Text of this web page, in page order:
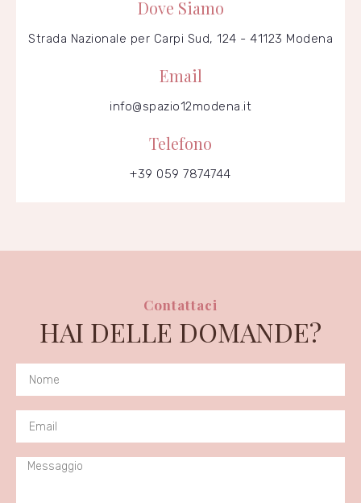
Dove Siamo
Strada Nazionale per Carpi Sud, 124 - 41123 Modena
Email
info@spazio12modena.it
Telefono
+39 059 7874744
Contattaci
HAI DELLE DOMANDE?